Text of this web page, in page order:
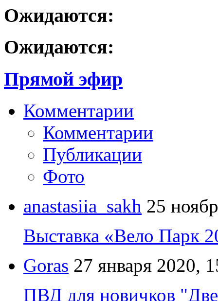
Ожидаются:
Ожидаются:
Прямой эфир
Комментарии
Комментарии
Публикации
Фото
anastasiia_sakh 25
Выставка «Вело Парк
Goras 27 января 2020,
ПВД для новичков